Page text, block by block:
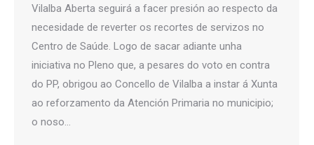
Vilalba Aberta seguirá a facer presión ao respecto da
necesidade de reverter os recortes de servizos no
Centro de Saúde. Logo de sacar adiante unha
iniciativa no Pleno que, a pesares do voto en contra
do PP, obrigou ao Concello de Vilalba a instar á Xunta
ao reforzamento da Atención Primaria no municipio;
o noso…